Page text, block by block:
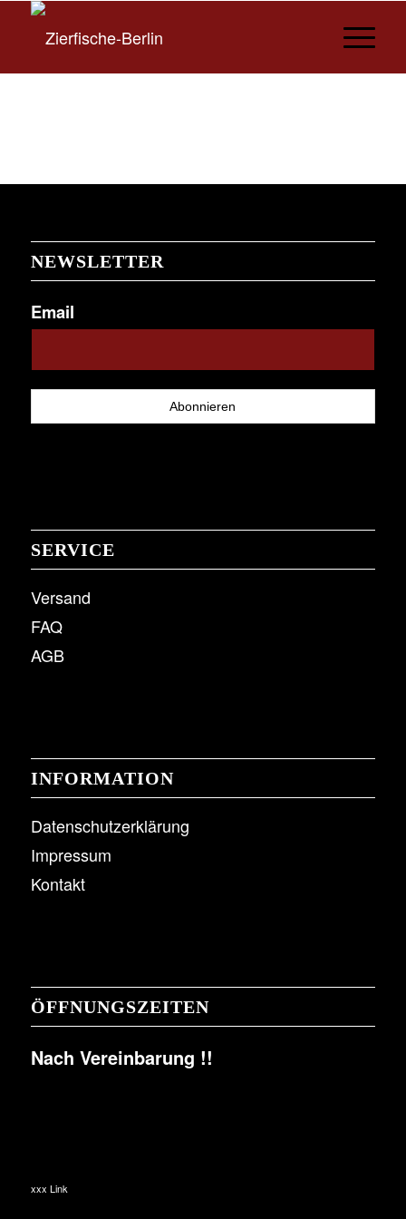
NEWSLETTER
Email
SERVICE
Versand
FAQ
AGB
INFORMATION
Datenschutzerklärung
Impressum
Kontakt
ÖFFNUNGSZEITEN
Nach Vereinbarung !!
xxx Link